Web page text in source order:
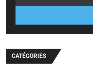
CATÉGORIES